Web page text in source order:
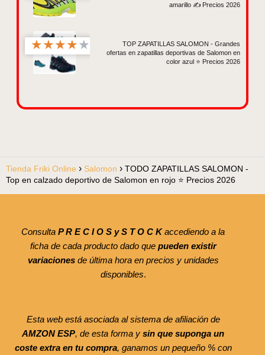
amarillo ✍ Precios 2026
★★★★★
TOP ZAPATILLAS SALOMON - Grandes
ofertas en zapatillas deportivas de Salomon en
color azul ⭐ Precios 2026
Tienda Friki Online Salomon
TODO ZAPATILLAS SALOMON -
Top en calzado deportivo de Salomon en rojo ⭐ Precios 2026
Consulta P R E C I O S y S T O C Kaccediendo a la
ficha de cada producto dado que pueden existir
variacionesde última hora en precios y unidades
disponibles.
Esta web está asociada al sistema de afiliación de
AMZON ESP, de esta forma y sin que suponga un
coste extra en tu compra, ganamos un pequeño % con